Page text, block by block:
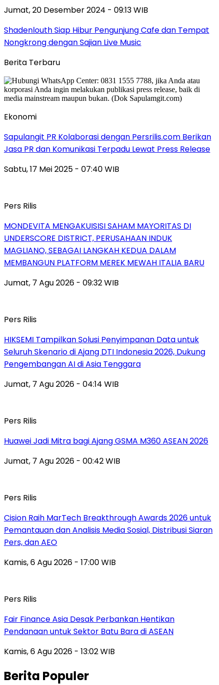
Jumat, 20 Desember 2024 - 09:13 WIB
Shadenlouth Siap Hibur Pengunjung Cafe dan Tempat
Nongkrong dengan Sajian Live Music
Berita Terbaru
Ekonomi
Sapulangit PR Kolaborasi dengan Persrilis.com Berikan
Jasa PR dan Komunikasi Terpadu Lewat Press Release
Sabtu, 17 Mei 2025 - 07:40 WIB
Pers Rilis
MONDEVITA MENGAKUISISI SAHAM MAYORITAS DI
UNDERSCORE DISTRICT, PERUSAHAAN INDUK
MAGLIANO, SEBAGAI LANGKAH KEDUA DALAM
MEMBANGUN PLATFORM MEREK MEWAH ITALIA BARU
Jumat, 7 Agu 2026 - 09:32 WIB
Pers Rilis
HIKSEMI Tampilkan Solusi Penyimpanan Data untuk
Seluruh Skenario di Ajang DTI Indonesia 2026, Dukung
Pengembangan AI di Asia Tenggara
Jumat, 7 Agu 2026 - 04:14 WIB
Pers Rilis
Huawei Jadi Mitra bagi Ajang GSMA M360 ASEAN 2026
Jumat, 7 Agu 2026 - 00:42 WIB
Pers Rilis
Cision Raih MarTech Breakthrough Awards 2026 untuk
Pemantauan dan Analisis Media Sosial, Distribusi Siaran
Pers, dan AEO
Kamis, 6 Agu 2026 - 17:00 WIB
Pers Rilis
Fair Finance Asia Desak Perbankan Hentikan
Pendanaan untuk Sektor Batu Bara di ASEAN
Kamis, 6 Agu 2026 - 13:02 WIB
Berita Populer